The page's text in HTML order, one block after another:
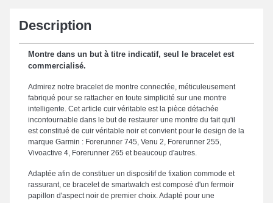
Description
Montre dans un but à titre indicatif, seul le bracelet est
commercialisé.
Admirez notre bracelet de montre connectée, méticuleusement
fabriqué pour se rattacher en toute simplicité sur une montre
intelligente. Cet article cuir véritable est la pièce détachée
incontournable dans le but de restaurer une montre du fait qu'il
est constitué de cuir véritable noir et convient pour le design de la
marque Garmin : Forerunner 745, Venu 2, Forerunner 255,
Vivoactive 4, Forerunner 265 et beaucoup d'autres.
Adaptée afin de constituer un dispositif de fixation commode et
rassurant, ce bracelet de smartwatch est composé d'un fermoir
papillon d'aspect noir de premier choix. Adapté pour une